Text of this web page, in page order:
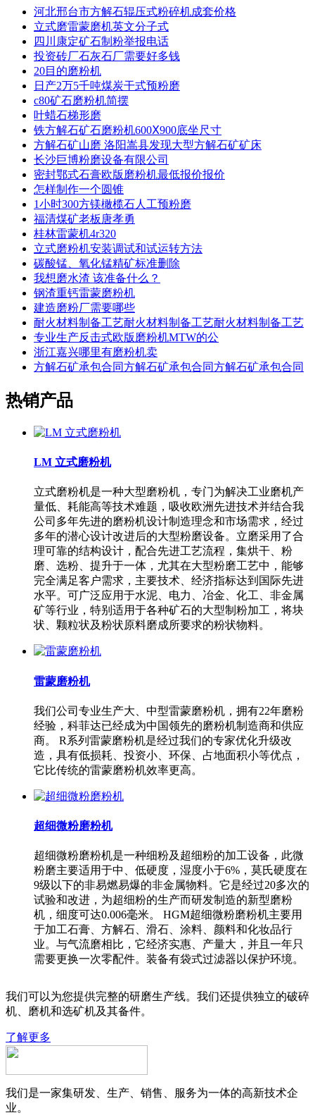
河北邢台市方解石辊压式粉碎机成套价格
立式磨雷蒙磨机英文分子式
四川康定矿石制粉举报电话
投资砖厂石灰石厂需要好多钱
20目的磨粉机
日产2万5千吨煤炭干式预粉磨
c80矿石磨粉机简摆
叶蜡石梯形磨
铁方解石矿石磨粉机600Ⅹ900底坐尺寸
方解石矿山磨 洛阳嵩县发现大型方解石矿矿床
长沙巨博粉磨设备有限公司
密封鄂式石膏欧版磨粉机最低报价报价
怎样制作一个圆锥
1小时300方镁橄榄石人工预粉磨
福清煤矿老板唐孝勇
桂林雷蒙机4r320
立式磨粉机安装调试和试运转方法
碳酸锰、氧化锰精矿标准删除
我想磨水渣 该准备什么？
钢渣重钙雷蒙磨粉机
建造磨粉厂需要哪些
耐火材料制备工艺耐火材料制备工艺耐火材料制备工艺
专业生产反击式欧版磨粉机MTW的公
浙江嘉兴哪里有磨粉机卖
方解石矿承包合同方解石矿承包合同方解石矿承包合同
热销产品
LM 立式磨粉机
立式磨粉机是一种大型磨粉机，专门为解决工业磨机产
量低、耗能高等技术难题，吸收欧洲先进技术并结合我
公司多年先进的磨粉机设计制造理念和市场需求，经过
多年的潜心设计改进后的大型粉磨设备。立磨采用了合
理可靠的结构设计，配合先进工艺流程，集烘干、粉
磨、选粉、提升于一体，尤其在大型粉磨工艺中，能够
完全满足客户需求，主要技术、经济指标达到国际先进
水平。可广泛应用于水泥、电力、冶金、化工、非金属
矿等行业，特别适用于各种矿石的大型制粉加工，将块
状、颗粒状及粉状原料磨成所要求的粉状物料。
雷蒙磨粉机
我们公司专业生产大、中型雷蒙磨粉机，拥有22年磨粉
经验，科菲达已经成为中国领先的磨粉机制造商和供应
商。 R系列雷蒙磨粉机是经过我们的专家优化升级改
造，具有低损耗、投资小、环保、占地面积小等优点，
它比传统的雷蒙磨粉机效率更高。
超细微粉磨粉机
超细微粉磨粉机是一种细粉及超细粉的加工设备，此微
粉磨主要适用于中、低硬度，湿度小于6%，莫氏硬度在
9级以下的非易燃易爆的非金属物料。它是经过20多次的
试验和改进，为超细粉的生产而研发制造的新型磨粉
机，细度可达0.006毫米。 HGM超细微粉磨粉机主要用
于加工石膏、方解石、滑石、涂料、颜料和化妆品行
业。与气流磨相比，它经济实惠、产量大，并且一年只
需要更换一次零配件。装备有袋式过滤器以保护环境。
我们可以为您提供完整的研磨生产线。我们还提供独立的破碎
机、磨机和选矿机及其备件。
了解更多
我们是一家集研发、生产、销售、服务为一体的高新技术企
业。